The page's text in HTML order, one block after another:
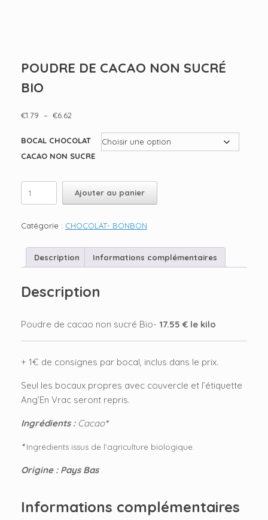
POUDRE DE CACAO NON SUCRÉ
BIO
€1.79 – €6.62
prix :
à
BOCAL CHOCOLAT
CACAO NON SUCRE
CACAO
SUCRÉ
BIO
Ajouter au panier
Catégorie : CHOCOLAT- BONBON
Description Informations complémentaires
Description
Poudre de cacao non sucré Bio- 17.55 € le kilo
+ 1€ de consignes par bocal, inclus dans le prix.
Seul les bocaux propres avec couvercle et l’étiquette
Ang’En Vrac seront repris.
Ingrédients : Cacao*
* Ingrédients issus de l’agriculture biologique.
Origine : Pays Bas
Informations complémentaires